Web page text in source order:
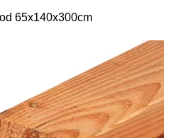
65x140x300cm